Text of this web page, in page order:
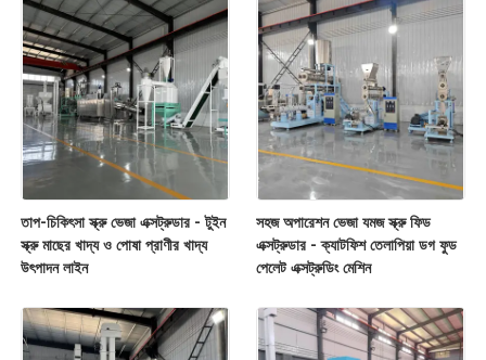
তাপ-চিকিৎসা স্ক্রু ভেজা এক্সট্রুডার - টুইন
স্ক্রু মাছের খাদ্য ও পোষা প্রাণীর খাদ্য
উৎপাদন লাইন
সহজ অপারেশন ভেজা যমজ স্ক্রু ফিড
এক্সট্রুডার - ক্যাটফিশ তেলাপিয়া ডগ ফুড
পেলেট এক্সট্রুডিং মেশিন